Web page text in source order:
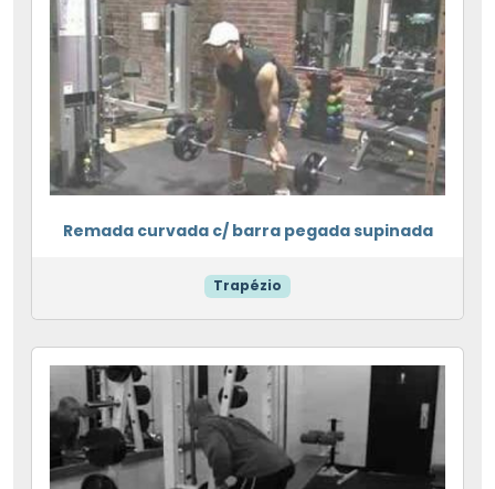
Remada curvada c/ barra pegada supinada
Trapézio